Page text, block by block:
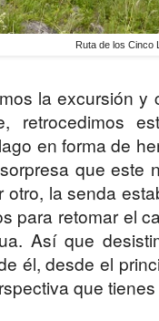
Ruta de los Cinco
la excursión
retrocedimos
en forma de
que este
otro, la senda
para retomar el
Así que
él, desde el
que